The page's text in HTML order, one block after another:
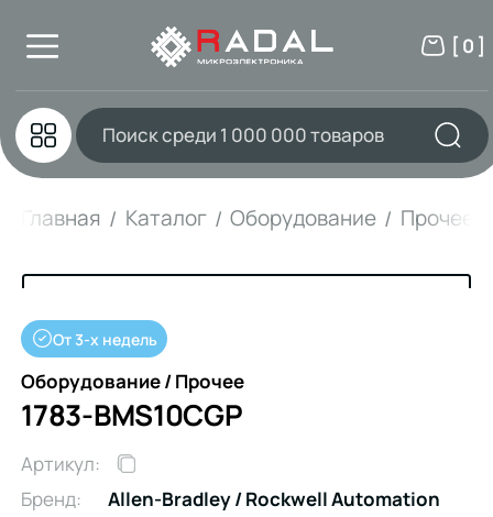
[ 0 ]
Главная Каталог Оборудование Прочее
От 3-х недель
Оборудование / Прочее
1783-BMS10CGP
Артикул:
Бренд:
Allen-Bradley / Rockwell Automation